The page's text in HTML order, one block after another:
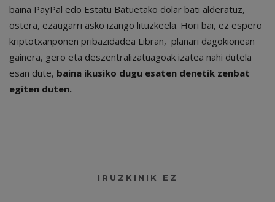
baina PayPal edo Estatu Batuetako dolar bati alderatuz,
ostera, ezaugarri asko izango lituzkeela. Hori bai, ez espero
kriptotxanponen pribazidadea Libran, planari dagokionean
gainera, gero eta deszentralizatuagoak izatea nahi dutela
esan dute, baina ikusiko dugu esaten denetik zenbat
egiten duten.
IRUZKINIK EZ